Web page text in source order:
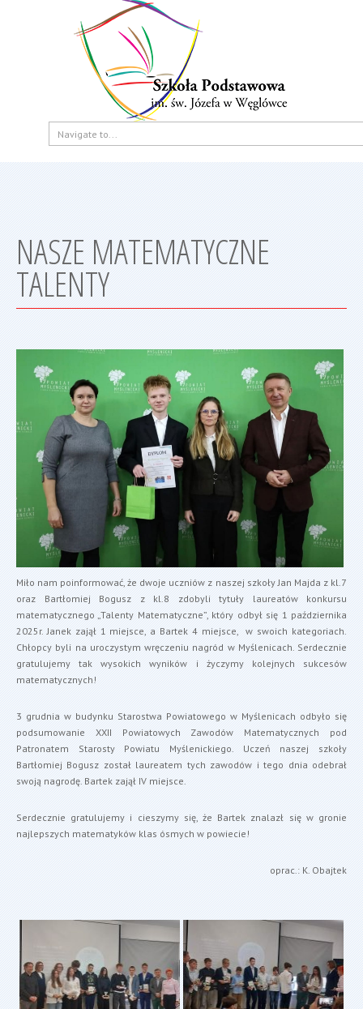
NASZE MATEMATYCZNE
TALENTY
Miło nam poinformować, że dwoje uczniów z naszej szkoły Jan Majda z kl.7
oraz Bartłomiej Bogusz z kl.8 zdobyli tytuły laureatów konkursu
matematycznego „Talenty Matematyczne”, który odbył się 1 października
2025r. Janek zajął 1 miejsce, a Bartek 4 miejsce, w swoich kategoriach.
Chłopcy byli na uroczystym wręczeniu nagród w Myślenicach. Serdecznie
gratulujemy tak wysokich wyników i życzymy kolejnych sukcesów
matematycznych!
3 grudnia w budynku Starostwa Powiatowego w Myślenicach odbyło się
podsumowanie XXII Powiatowych Zawodów Matematycznych pod
Patronatem Starosty Powiatu Myślenickiego. Uczeń naszej szkoły
Bartłomiej Bogusz został laureatem tych zawodów i tego dnia odebrał
swoją nagrodę. Bartek zajął IV miejsce.
Serdecznie gratulujemy i cieszymy się, że Bartek znalazł się w gronie
najlepszych matematyków klas ósmych w powiecie!
oprac.: K. Obajtek